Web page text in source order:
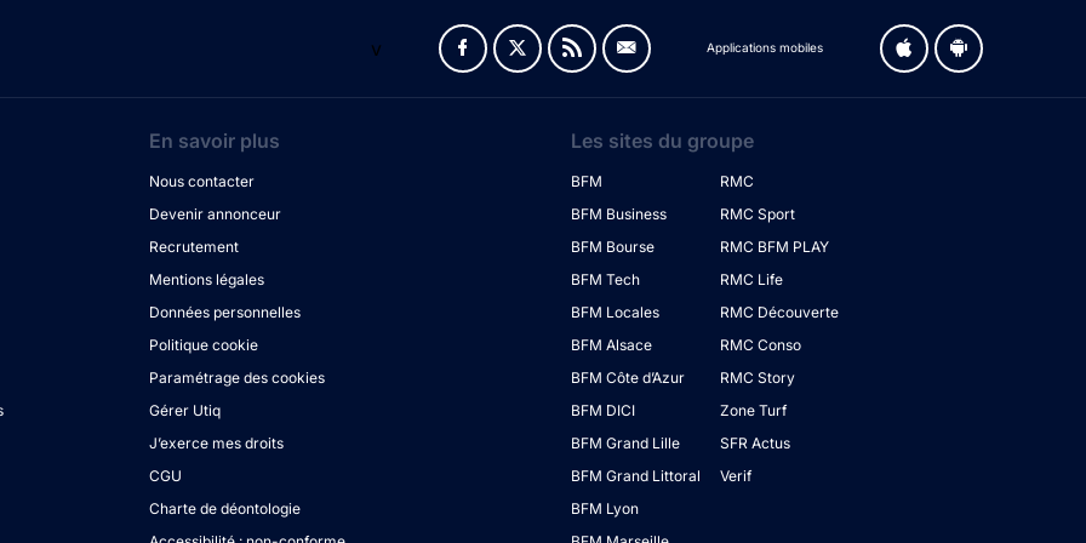
v Applications mobiles
En savoir plus
Nous contacter
Devenir annonceur
Recrutement
Mentions légales
Données personnelles
Politique cookie
Paramétrage des cookies
Gérer Utiq
J’exerce mes droits
CGU
Charte de déontologie
Les sites du groupe
BFM
BFM Business
BFM Bourse
BFM Tech
BFM Locales
BFM Alsace
BFM Côte d’Azur
BFM DICI
BFM Grand Lille
BFM Grand Littoral
BFM Lyon
RMC
RMC Sport
RMC BFM PLAY
RMC Life
RMC Découverte
RMC Conso
RMC Story
Zone Turf
SFR Actus
Verif